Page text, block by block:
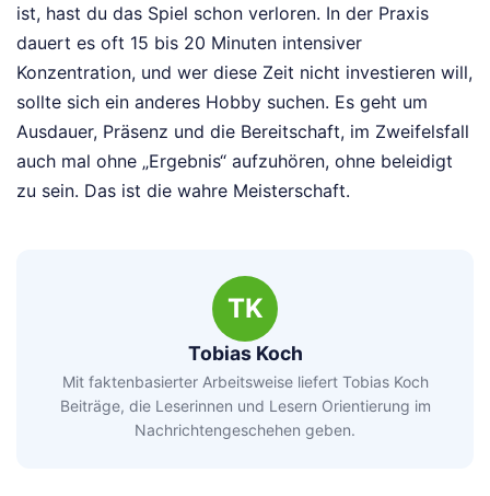
ist, hast du das Spiel schon verloren. In der Praxis
dauert es oft 15 bis 20 Minuten intensiver
Konzentration, und wer diese Zeit nicht investieren will,
sollte sich ein anderes Hobby suchen. Es geht um
Ausdauer, Präsenz und die Bereitschaft, im Zweifelsfall
auch mal ohne „Ergebnis“ aufzuhören, ohne beleidigt
zu sein. Das ist die wahre Meisterschaft.
TK
Tobias Koch
Mit faktenbasierter Arbeitsweise liefert Tobias Koch
Beiträge, die Leserinnen und Lesern Orientierung im
Nachrichtengeschehen geben.